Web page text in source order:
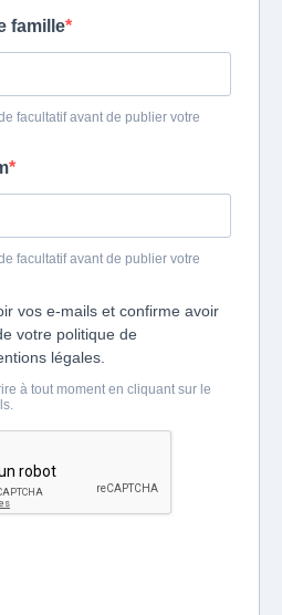
famille
facultatif avant de publier votre
facultatif avant de publier votre
vos e-mails et confirme avoir
votre politique de
légales.
à tout moment en cliquant sur le